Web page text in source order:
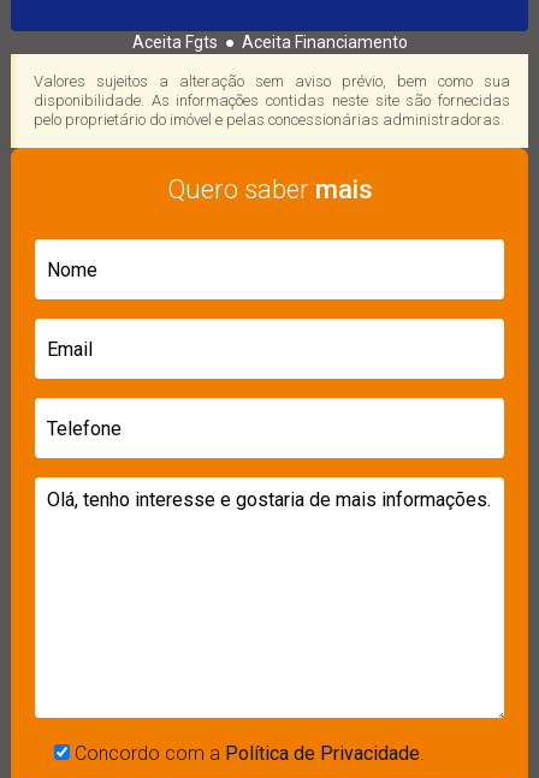
Aceita Fgts ● Aceita Financiamento
Valores sujeitos a alteração sem aviso prévio, bem como sua
disponibilidade. As informações contidas neste site são fornecidas
pelo proprietário do imóvel e pelas concessionárias administradoras.
Quero saber
Concordo com a Política de Privacidade.